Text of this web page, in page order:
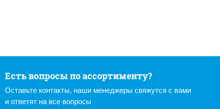
Есть вопросы по ассортименту?
Оставьте контакты, наши менеджеры свяжутся с вами
и ответят на все вопросы